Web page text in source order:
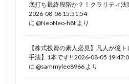
底打ち最終段階か？！クラリティ
2026-08-06 15:51:54
に @NeoNeo-h8t より
【株式投資の素人必見】凡人が億
手法】1本です!!2026-08-05
に @sammylee8966 より